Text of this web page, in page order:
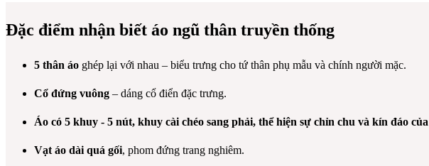
Đặc điểm nhận biết áo ngũ thân truyền thống
5 thân áo ghép lại với nhau – biểu trưng cho tứ thân phụ mẫu và chính người mặc.
Cổ đứng vuông – dáng cổ điển đặc trưng.
Áo có 5 khuy - 5 nút, khuy cài chéo sang phải, thể hiện sự chỉn chu và kín đáo
Vạt áo dài quá gối, phom đứng trang nghiêm.